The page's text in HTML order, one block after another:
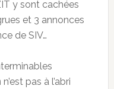
y sont cachées
et 3 annonces
de SIV…
pas à l’abri